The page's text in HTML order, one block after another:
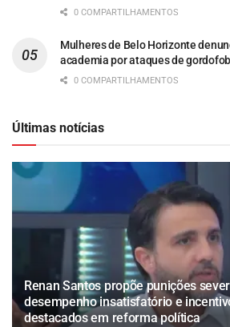
0 COMPARTILHAMENTOS
Mulheres de Belo Horizonte
academia por ataques de
0 COMPARTILHAMENTOS
Últimas notícias
Renan Santos propõe punições
desempenho insatisfatório e
destacados em reforma política